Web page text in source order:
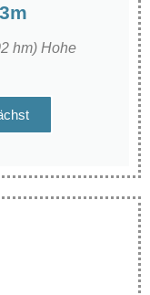
hm) Hohe